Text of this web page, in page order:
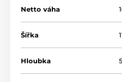
Netto váha
Šířka
Hloubka